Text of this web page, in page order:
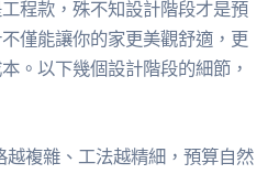
程款，殊不知設計階段才是預
僅能讓你的家更美觀舒適，更
。以下幾個設計階段的細節，
越複雜、工法越精細，預算自然